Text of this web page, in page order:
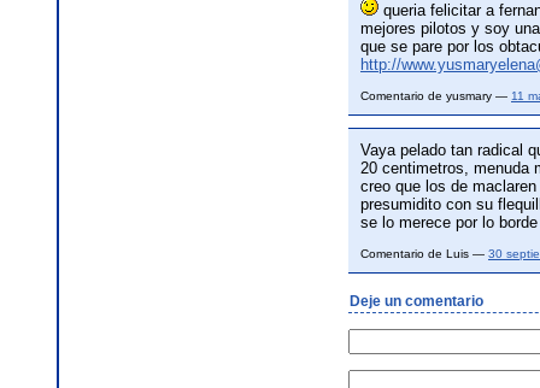
queria felicitar a
mejores pilotos y soy
que se pare por los
http://
Comentario de yusmary — 11
Vaya pelado tan radical
20 centimetros, menuda
creo que los de
presumidito con su
se lo merece por lo
Comentario de Luis — 30
Deje un comentario